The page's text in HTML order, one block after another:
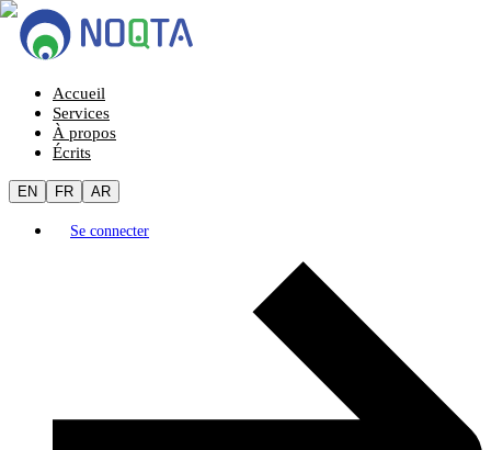
Accueil
Services
À propos
Écrits
EN FR AR
Se connecter